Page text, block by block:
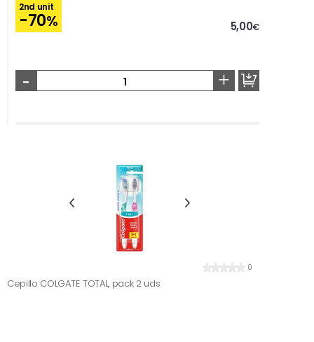
2nd unit
-70% 5,00€
- +
0
Cepillo COLGATE TOTAL, pack 2 uds